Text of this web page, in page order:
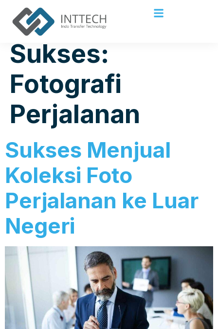
Kategori Kisah
Sukses:
Fotografi
Perjalanan
Sukses Menjual
Koleksi Foto
Perjalanan ke Luar
Negeri